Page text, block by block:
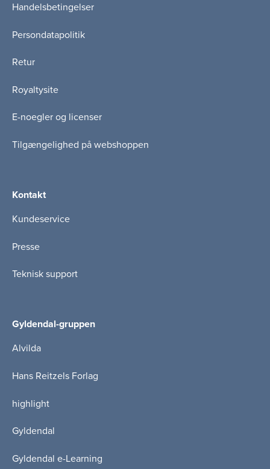
Handelsbetingelser
Persondatapolitik
Retur
Royaltysite
E-noegler og licenser
Tilgængelighed på webshoppen
Kontakt
Kundeservice
Presse
Teknisk support
Gyldendal-gruppen
Alvilda
Hans Reitzels Forlag
highlight
Gyldendal
Gyldendal e-Learning